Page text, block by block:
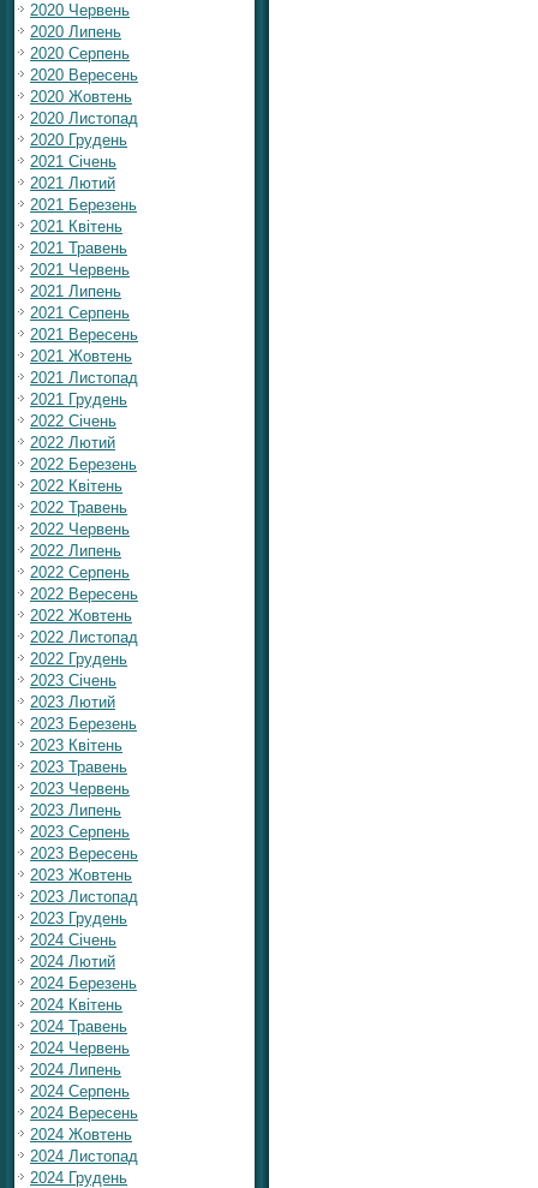
2020 Червень
2020 Липень
2020 Серпень
2020 Вересень
2020 Жовтень
2020 Листопад
2020 Грудень
2021 Січень
2021 Лютий
2021 Березень
2021 Квітень
2021 Травень
2021 Червень
2021 Липень
2021 Серпень
2021 Вересень
2021 Жовтень
2021 Листопад
2021 Грудень
2022 Січень
2022 Лютий
2022 Березень
2022 Квітень
2022 Травень
2022 Червень
2022 Липень
2022 Серпень
2022 Вересень
2022 Жовтень
2022 Листопад
2022 Грудень
2023 Січень
2023 Лютий
2023 Березень
2023 Квітень
2023 Травень
2023 Червень
2023 Липень
2023 Серпень
2023 Вересень
2023 Жовтень
2023 Листопад
2023 Грудень
2024 Січень
2024 Лютий
2024 Березень
2024 Квітень
2024 Травень
2024 Червень
2024 Липень
2024 Серпень
2024 Вересень
2024 Жовтень
2024 Листопад
2024 Грудень